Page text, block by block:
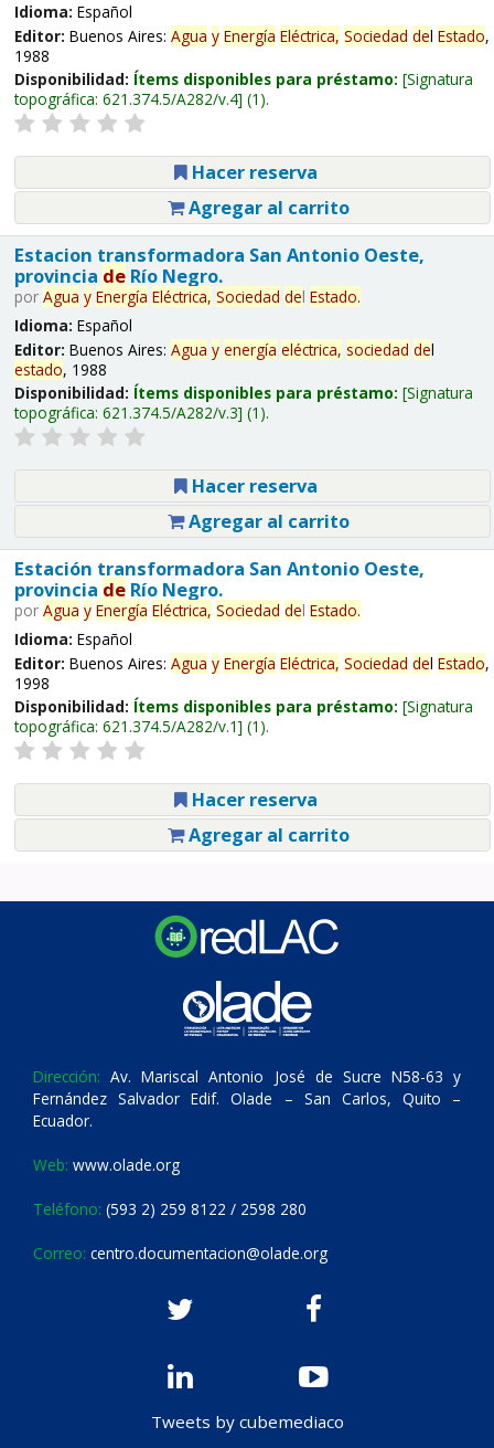
Idioma: Español
Editor: Buenos Aires: Agua y Energía Eléctrica, Sociedad del Estado,
1988
Disponibilidad: Ítems disponibles para préstamo: Signatura
topográfica: 621.374.5/A282/v.4 (1).
Hacer reserva
Agregar al carrito
Estacion transformadora San Antonio Oeste,
provincia deRío Negro.
por Agua y Energía Eléctrica, Sociedad del Estado.
Idioma: Español
Editor: Buenos Aires: Agua y energía eléctrica, sociedad del
estado, 1988
Disponibilidad: Ítems disponibles para préstamo: Signatura
topográfica: 621.374.5/A282/v.3 (1).
Hacer reserva
Agregar al carrito
Estación transformadora San Antonio Oeste,
provincia deRío Negro.
por Agua y Energía Eléctrica, Sociedad del Estado.
Idioma: Español
Editor: Buenos Aires: Agua y Energía Eléctrica, Sociedad del Estado,
1998
Disponibilidad: Ítems disponibles para préstamo: Signatura
topográfica: 621.374.5/A282/v.1 (1).
Hacer reserva
Agregar al carrito
Dirección: Av. Mariscal Antonio José de Sucre N58-63 y
Fernández Salvador Edif. Olade – San Carlos, Quito –
Ecuador.
Web: www.olade.org
Teléfono: (593 2) 259 8122 / 2598 280
Correo: centro.documentacion@olade.org
Tweets by cubemediaco